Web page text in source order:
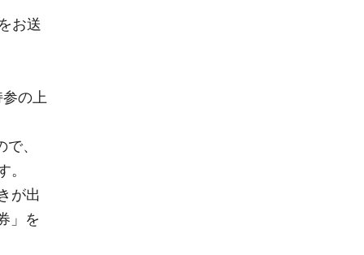
お送
の上
、
が出
」を